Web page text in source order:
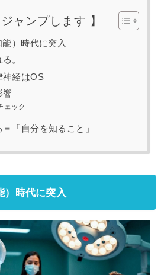
ャンプします 】
）時代に突入
。
経はOS
響
ェック
「自分を知ること」
）時代に突入